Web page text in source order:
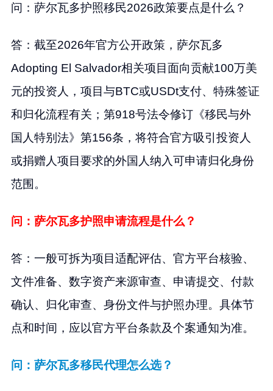
问：萨尔瓦多护照移民2026政策要点是什么？
答：截至2026年官方公开政策，萨尔瓦多
Adopting El Salvador相关项目面向贡献100万美
元的投资人，项目与BTC或USDt支付、特殊签证
和归化流程有关；第918号法令修订《移民与外
国人特别法》第156条，将符合官方吸引投资人
或捐赠人项目要求的外国人纳入可申请归化身份
范围。
问：萨尔瓦多护照申请流程是什么？
答：一般可拆为项目适配评估、官方平台核验、
文件准备、数字资产来源审查、申请提交、付款
确认、归化审查、身份文件与护照办理。具体节
点和时间，应以官方平台条款及个案通知为准。
问：萨尔瓦多移民代理怎么选？